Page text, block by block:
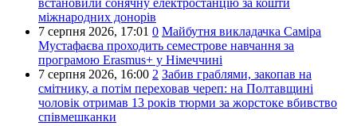
встановили сонячну електростанцію за кошти
міжнародних донорів
7 серпня 2026, 17:01 0 Майбутня викладачка Саміра
Мустафаєва проходить семестрове навчання за
програмою Erasmus+ у Німеччині
7 серпня 2026, 16:00 2 Забив граблями, закопав на
смітнику, а потім переховав череп: на Полтавщині
чоловік отримав 13 років тюрми за жорстоке вбивство
співмешканки